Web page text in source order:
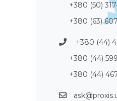
+380 (50)
+380 (63)
+380 (44)
+380 (44)
+380 (44)